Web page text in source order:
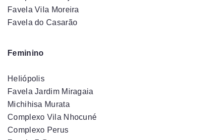
Favela Vila Moreira
Favela do Casarão
Feminino
Heliópolis
Favela Jardim Miragaia
Michihisa Murata
Complexo Vila Nhocuné
Complexo Perus